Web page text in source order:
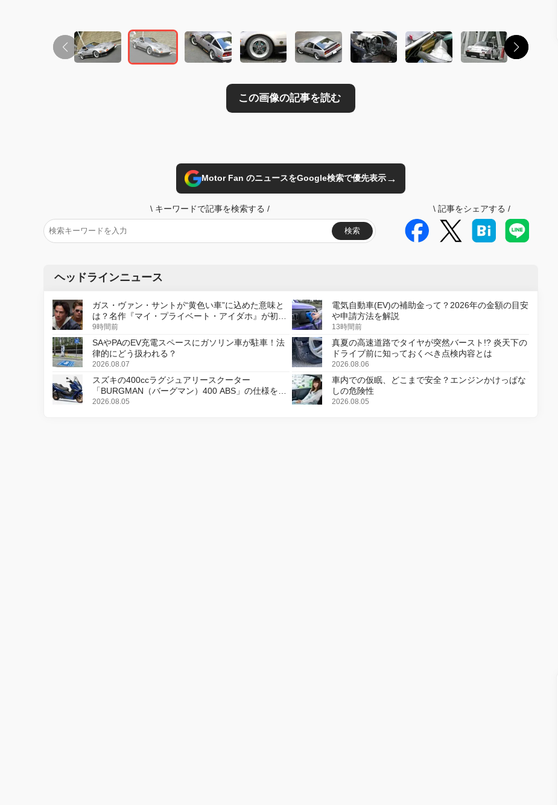
Motor Fan のニュースをGoogle検索で優先表示→
\ キーワードで記事を検索する /
検索
\ 記事をシェアする /
ヘッドラインニュース
ガス・ヴァン・サントが“黄色い車”に込めた意味と
は？名作『マイ・プライベート・アイダホ』が初の
デジタルリマスター版で復活
9時間前
電気自動車(EV)の補助金って？2026年の金額の目安
や申請方法を解説
13時間前
SAやPAのEV充電スペースにガソリン車が駐車！法
律的にどう扱われる？
2026.08.07
真夏の高速道路でタイヤが突然バースト!? 炎天下の
ドライブ前に知っておくべき点検内容とは
2026.08.06
スズキの400ccラグジュアリースクーター
「BURGMAN（バーグマン）400 ABS」の仕様を変
更し、8月18日に発売
2026.08.05
車内での仮眠、どこまで安全？エンジンかけっぱな
しの危険性
2026.08.05